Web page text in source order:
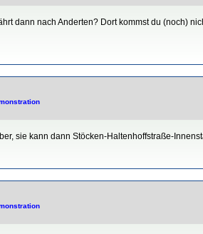
dann nach Anderten? Dort kommst du (noch)
sie kann dann Stöcken-Haltenhoffstraße-